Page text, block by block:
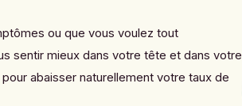
ou que vous voulez tout
sentir mieux dans votre tête et dans votre
abaisser naturellement votre taux de